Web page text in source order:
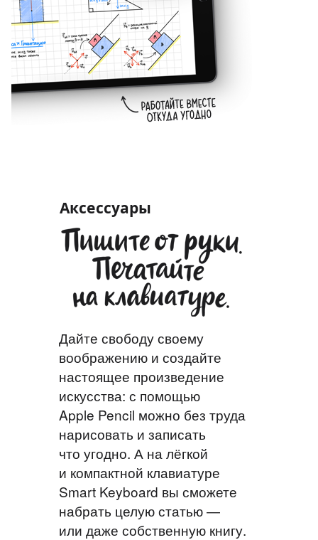
Аксессуары
Дайте свободу своему
воображению и создайте
настоящее произведение
искусства: с помощью
Apple Pencil можно без труда
нарисовать и записать
что угодно. А на лёгкой
и компактной клавиатуре
Smart Keyboard вы сможете
набрать целую статью —
или даже собственную книгу.